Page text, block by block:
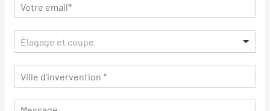
Élagage et coupe